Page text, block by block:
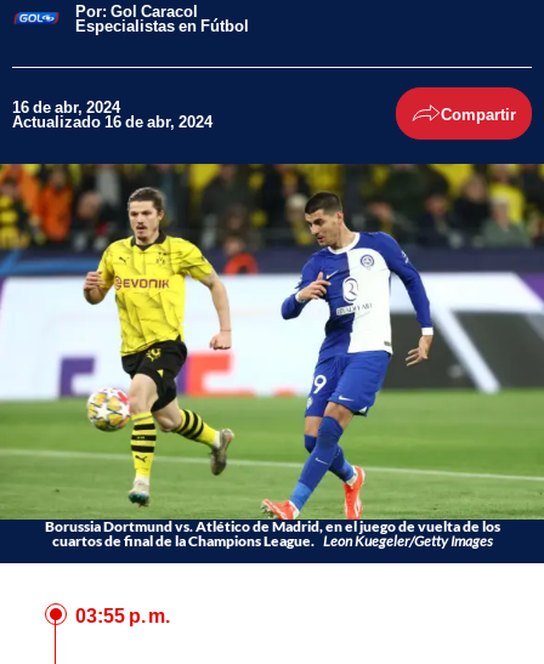
Por: Gol Caracol
Especialistas en Fútbol
16 de abr, 2024
Actualizado 16 de abr, 2024 Compartir
Borussia Dortmund vs. Atlético de Madrid, en el juego de vuelta de los
cuartos de final de la Champions League. Leon Kuegeler/Getty Images
03:55 p. m.